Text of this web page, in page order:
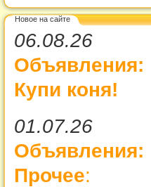
Новое на сайте
06.08.26
Объявления:
Купи коня!
01.07.26
Объявления:
Прочее: